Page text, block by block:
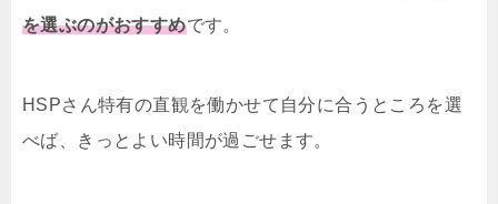
を選ぶのがおすすめです。
HSPさん特有の直観を働かせて自分に合うところを選
べば、きっとよい時間が過ごせます。